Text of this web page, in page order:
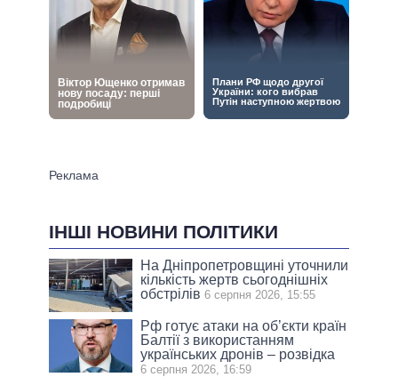
ІНШІ НОВИНИ ПОЛІТИКИ
На Дніпропетровщині уточнили
кількість жертв сьогоднішніх
обстрілів 6 серпня 2026, 15:55
Рф готує атаки на об’єкти країн
Балтії з використанням
українських дронів – розвідка
6 серпня 2026, 16:59